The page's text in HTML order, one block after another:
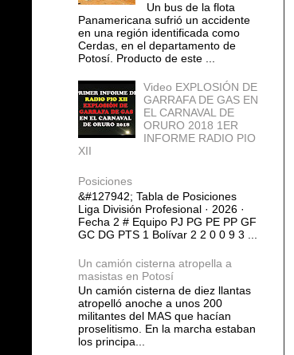
Un bus de la flota
Panamericana sufrió un accidente
en una región identificada como
Cerdas, en el departamento de
Potosí. Producto de este ...
Video EXPLOSIÓN DE
GARRAFA DE GAS EN
EL CARNAVAL DE
ORURO 2018 1ER
INFORME RADIO PIO
XII
Posiciones
&#127942; Tabla de Posiciones
Liga División Profesional · 2026 ·
Fecha 2 # Equipo PJ PG PE PP GF
GC DG PTS 1 Bolívar 2 2 0 0 9 3 ...
Un camión cisterna atropella a
masistas en Potosí
Un camión cisterna de diez llantas
atropelló anoche a unos 200
militantes del MAS que hacían
proselitismo. En la marcha estaban
los principa...